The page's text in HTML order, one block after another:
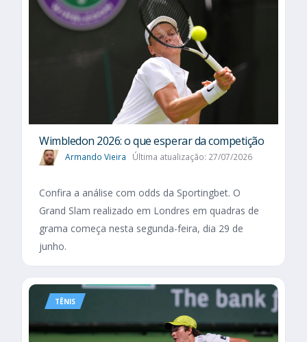
Wimbledon 2026: o que esperar da competição
Armando Vieira Última atualização: 27/07/2026
Confira a análise com odds da Sportingbet. O
Grand Slam realizado em Londres em quadras de
grama começa nesta segunda-feira, dia 29 de
junho.
TÊNIS